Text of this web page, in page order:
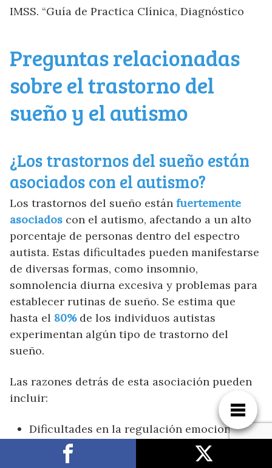
IMSS. “Guía de Practica Clínica, Diagnóstico
Preguntas relacionadas
sobre el trastorno del
sueño y el autismo
¿Los trastornos del sueño están
asociados con el autismo?
Los trastornos del sueño están fuertemente
asociados con el autismo, afectando a un alto
porcentaje de personas dentro del espectro
autista. Estas dificultades pueden manifestarse
de diversas formas, como insomnio,
somnolencia diurna excesiva y problemas para
establecer rutinas de sueño. Se estima que
hasta el 80%de los individuos autistas
experimentan algún tipo de trastorno del
sueño.
Las razones detrás de esta asociación pueden
incluir:
Dificultades en la regulación emocional.
Hipersensibilidad a estímulos ambientales.